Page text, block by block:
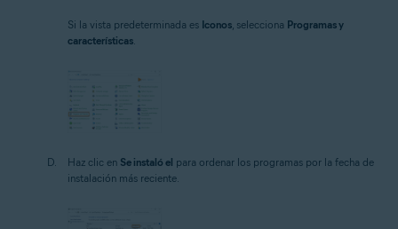
Si la vista predeterminada es Iconos, selecciona Programas y
características.
Haz clic en Se instaló el para ordenar los programas por la fecha de
instalación más reciente.